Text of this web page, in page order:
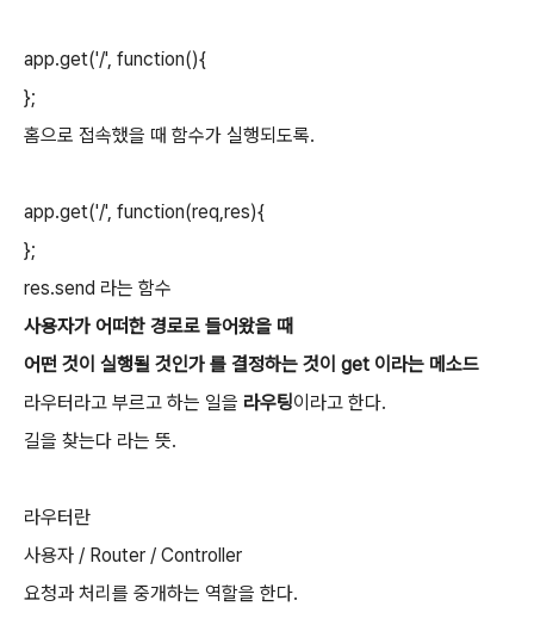
app.get('/', function(){
};
홈으로 접속했을 때 함수가 실행되도록.
app.get('/', function(req,res){
};
res.send 라는 함수
사용자가 어떠한 경로로 들어왔을 때
어떤 것이 실행될 것인가 를 결정하는 것이 get 이라는 메소드
라우터라고 부르고 하는 일을 라우팅이라고 한다.
길을 찾는다 라는 뜻.
라우터란
사용자 / Router / Controller
요청과 처리를 중개하는 역할을 한다.